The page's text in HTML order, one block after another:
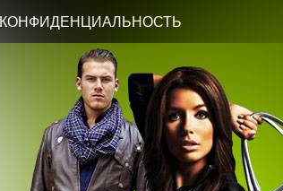
КОНФИДЕНЦИАЛЬНОСТЬ